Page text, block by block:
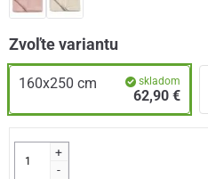
Zvoľte variantu
160x250 cm skladom
62,90 €
+
-